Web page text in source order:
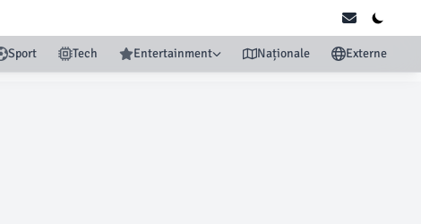
Sport Tech Entertainment Naționale Externe